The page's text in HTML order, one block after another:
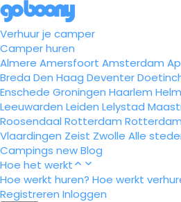
Verhuur je camper
Camper huren
Almere Amersfoort Amsterdam
Breda Den Haag Deventer
Enschede Groningen Haarlem
Leeuwarden Leiden Lelystad
Roosendaal Rotterdam Rotterdam
Vlaardingen Zeist Zwolle Alle
Campings newBlog
Hoe het werkt
Hoe werkt huren? Hoe werkt
Registreren Inloggen